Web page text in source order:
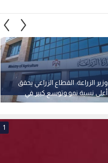
وزير الزراعة: القطاع الزراعي يحقق
أعلى نسبة نمو وتوسع كبير في
الصادرات الوطنية
1